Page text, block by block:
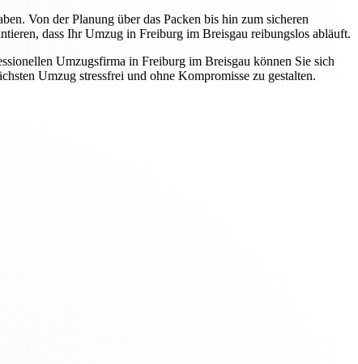
Von der Planung über das Packen bis hin zum sicheren
dass Ihr Umzug in Freiburg im Breisgau reibungslos abläuft.
Umzugsfirma in Freiburg im Breisgau können Sie sich
Umzug stressfrei und ohne Kompromisse zu gestalten.